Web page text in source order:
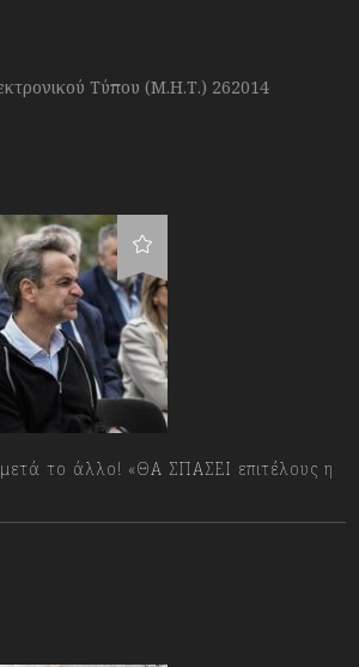
Τύπου (Μ.Η.Τ.) 262014
το άλλο! «ΘΑ ΣΠΑΣΕΙ επιτέλους η